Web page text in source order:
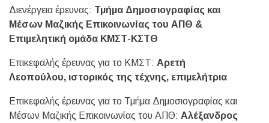
Διενέργεια έρευνας: Τμήμα Δημοσιογραφίας και
Μέσων Μαζικής Επικοινωνίας του ΑΠΘ &
Επιμελητική ομάδα ΚΜΣΤ-ΚΣΤΘ
Επικεφαλής έρευνας για το ΚΜΣΤ: Αρετή
Λεοπούλου, ιστορικός της τέχνης, επιμελήτρια
Επικεφαλής έρευνας για το Τμήμα Δημοσιογραφίας και
Μέσων Μαζικής Επικοινωνίας του ΑΠΘ: Αλέξανδρος